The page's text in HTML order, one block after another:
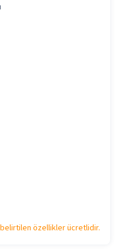
özellikler ücretlidir.